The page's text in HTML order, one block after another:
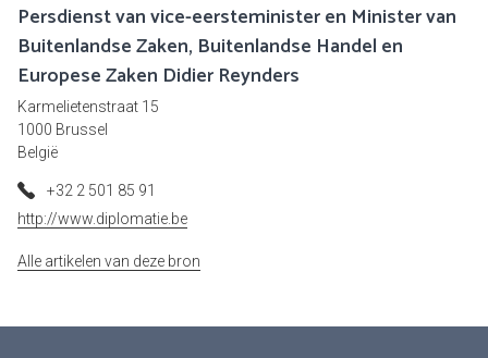
Persdienst van vice-eersteminister en Minister van
Buitenlandse Zaken, Buitenlandse Handel en
Europese Zaken Didier Reynders
Karmelietenstraat 15
1000 Brussel
België
+32 2 501 85 91
http://www.diplomatie.be
Alle artikelen van deze bron